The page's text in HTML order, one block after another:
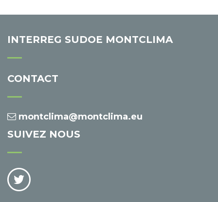
INTERREG SUDOE MONTCLIMA
CONTACT
montclima@montclima.eu
SUIVEZ NOUS